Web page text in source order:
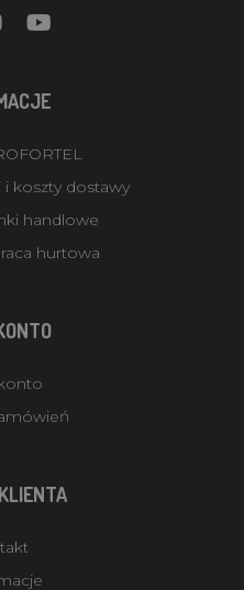
i koszty dostawy
handlowe
hurtowa